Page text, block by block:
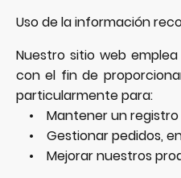
Uso de la información
Nuestro sitio web
con el fin de
particularmente para:
• Mantener un registro
• Gestionar pedidos,
• Mejorar nuestros